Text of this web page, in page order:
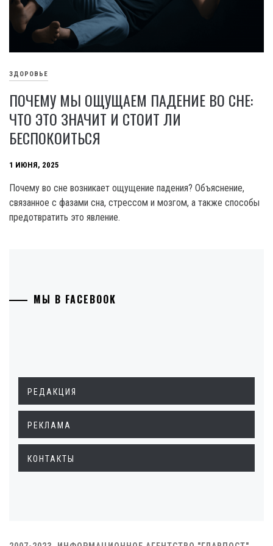
ЗДОРОВЬЕ
ПОЧЕМУ МЫ ОЩУЩАЕМ ПАДЕНИЕ ВО СНЕ:
ЧТО ЭТО ЗНАЧИТ И СТОИТ ЛИ
БЕСПОКОИТЬСЯ
1 ИЮНЯ, 2025
Почему во сне возникает ощущение падения? Объяснение,
связанное с фазами сна, стрессом и мозгом, а также способы
предотвратить это явление.
МЫ В FACEBOOK
РЕДАКЦИЯ
РЕКЛАМА
КОНТАКТЫ